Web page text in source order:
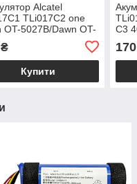
Alcatel
TLi017C2 one
OT-5027B/Dawn OT-
/ Streak OT-4060A
Купити
C3
170